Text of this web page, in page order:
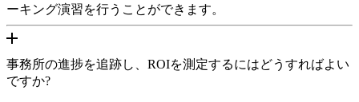
ーキング演習を行うことができます。
事務所の進捗を追跡し、ROIを測定するにはどうすればよい
ですか?